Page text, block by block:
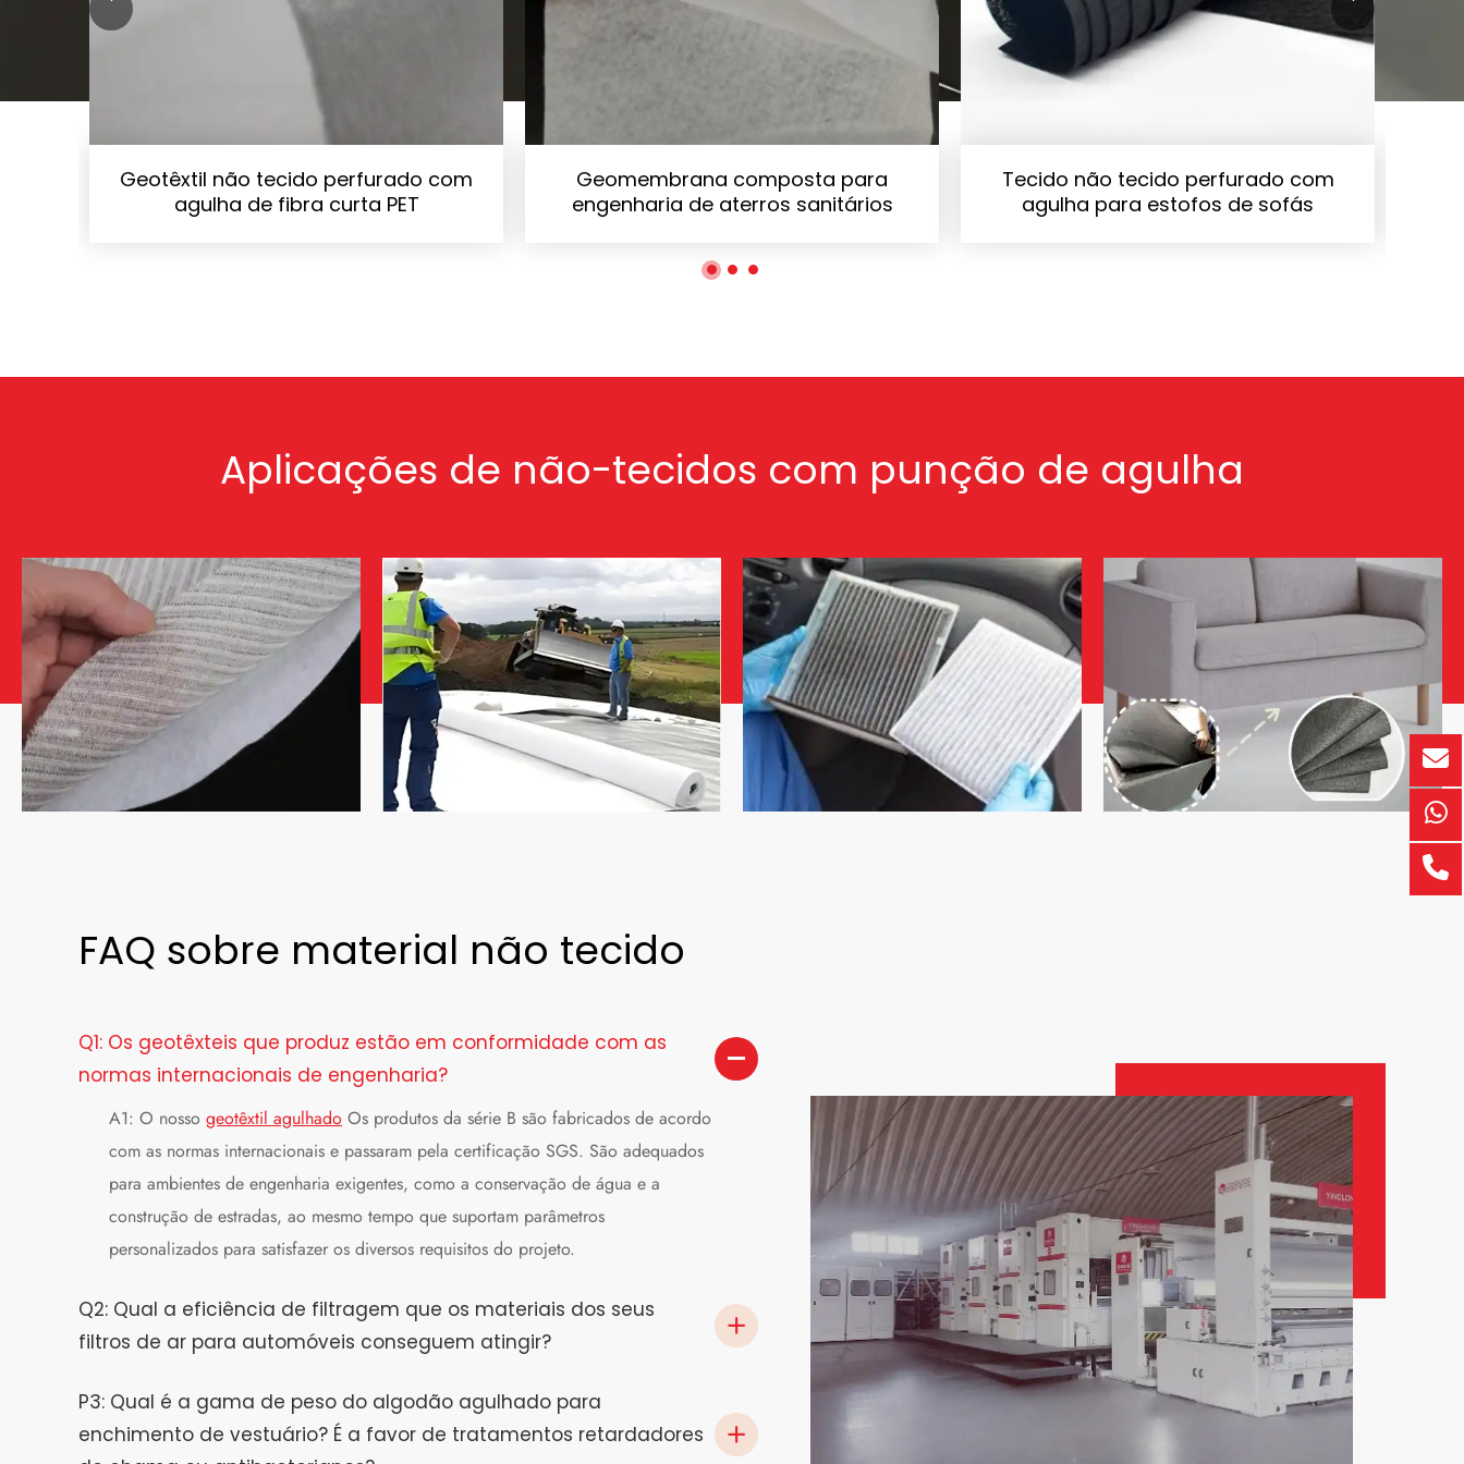
Geotêxtil não tecido perfurado com
agulha de fibra curta PET
Geomembrana composta para
engenharia de aterros sanitários
Tecido não tecido perfurado com
agulha para estofos de sofás
' '
Aplicações de não-tecidos com punção de agulha
FAQ sobre material não tecido
Q1: Os geotêxteis que produz estão em conformidade com as
normas internacionais de engenharia?
A1: O nosso geotêxtil agulhado Os produtos da série B são fabricados de acordo
com as normas internacionais e passaram pela certificação SGS. São adequados
para ambientes de engenharia exigentes, como a conservação de água e a
construção de estradas, ao mesmo tempo que suportam parâmetros
personalizados para satisfazer os diversos requisitos do projeto.
Q2: Qual a eficiência de filtragem que os materiais dos seus
filtros de ar para automóveis conseguem atingir?
P3: Qual é a gama de peso do algodão agulhado para
enchimento de vestuário? É a favor de tratamentos retardadores